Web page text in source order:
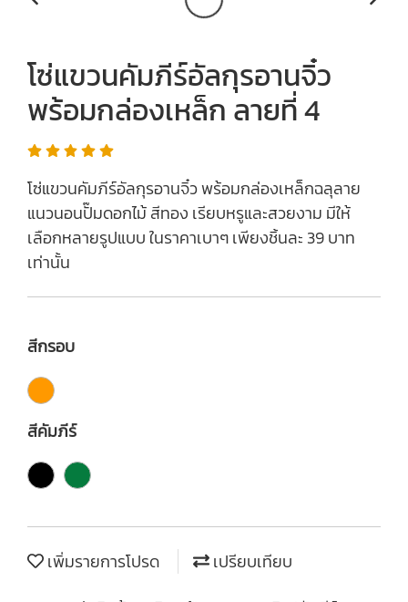
โซ่แขวนคัมภีร์อัลกุรอานจิ๋ว
พร้อมกล่องเหล็ก ลายที่ 4
โซ่แขวนคัมภีร์อัลกุรอานจิ๋ว พร้อมกล่องเหล็กฉลุลาย
แนวนอนปั๊มดอกไม้ สีทอง เรียบหรูและสวยงาม มีให้
เลือกหลายรูปแบบ ในราคาเบาๆ เพียงชิ้นละ 39 บาท
เท่านั้น
สีกรอบ
สีคัมภีร์
เพิ่มรายการโปรด
เปรียบเทียบ